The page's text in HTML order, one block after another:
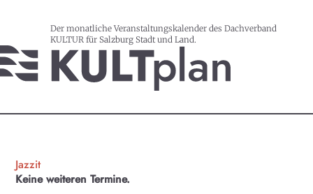
Der monatliche Veranstaltungskalender des Dachverband
KULTUR für Salzburg Stadt und Land.
Jazzit
Keine weiteren Termine.